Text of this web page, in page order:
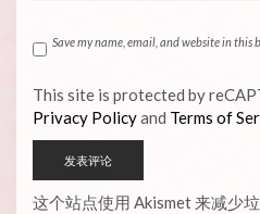
Save my name, email, and website in this
This site is protected by
Privacy Policyand Terms of
这个站点使用 Akismet 来减少垃